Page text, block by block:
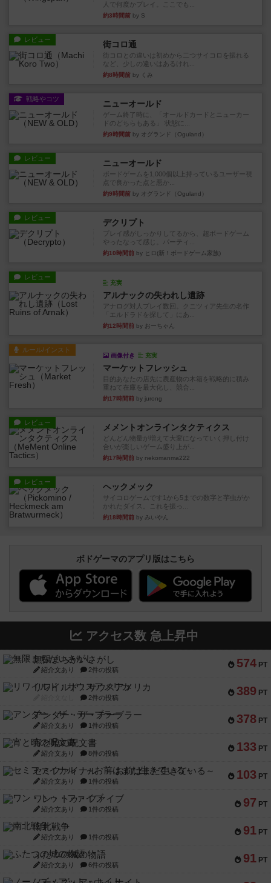
人で何度かプレイ。ここでも...
約3時間前 by S
レビュー 街コロ通
街コロとの違いは初めから二つサイコロを振れる
など、少しの違いはあるけれ...
約8時間前 by くみ
戦略やコツ ニューオールド
ゲーム終了時に、「オールドカードとニューカー
ドのどちらもある」 状態に...
約9時間前 by オグランド（Oguland）
レビュー ニューオールド
ボードゲームを1,000個以上持っているユーザー視
点で良かった点と悪か...
約9時間前 by オグランド（Oguland）
レビュー デクリプト
プレイ感がしっかりしてるから、超ボードゲーム
やったなって感じ。パーティ...
約10時間前 by ヒロ(新！ボードゲーム家族)
レビュー
充実
アルナックの失われし遺跡
アナログ対人プレイ数回。クニツィア先生の名作
「エルドラドを探して」にあ...
約12時間前 by おーちゃん
ルール/インスト
画像付き 充実
マーケットフレッシュ
目的あなたの店先に農産物の木箱を戦略的に積み
重ねて在庫を最大化し、競合...
約17時間前 by jurong
レビュー メメントオンラインタクティクス
どんどん物量が増えて大変になっていく押し付け
合いが楽しいゲーム盛り上が...
約17時間前 by nekomanma222
レビュー ヘックメック
サイコロゲームです1から5までの数字と芋虫がか
かれたダイス。これを振っ...
約18時間前 by みいやん
ボドゲーマのアプリ版はこちら
アクセス数 急上昇中
574 PT
無限まちがいさがし
紹介文あり 2件の投稿
389 PT
リワイルド：サウスアメリカ
2件の投稿
378 PT
アンダー・ザ・テーブラー
紹介文あり 1件の投稿
133 PT
宵と暁の呪文書
紹介文あり 8件の投稿
103 PT
セミファイナル ～お前はまだ生きている～
紹介文あり 1件の投稿
97 PT
ワン・トゥ・ファイブ
紹介文あり 1件の投稿
91 PT
南北戦争
紹介文あり 1件の投稿
91 PT
ふたつの城の物語
紹介文あり 6件の投稿